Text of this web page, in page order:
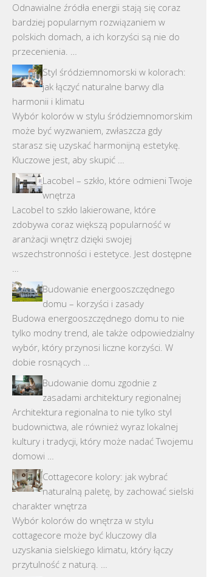
Odnawialne źródła energii stają się coraz
bardziej popularnym rozwiązaniem w
polskich domach, a ich korzyści są nie do
przecenienia. …
Styl śródziemnomorski w kolorach:
jak łączyć naturalne barwy dla
harmonii i klimatu
Wybór kolorów w stylu śródziemnomorskim
może być wyzwaniem, zwłaszcza gdy
starasz się uzyskać harmonijną estetykę.
Kluczowe jest, aby skupić …
Lacobel – szkło, które odmieni Twoje
wnętrza
Lacobel to szkło lakierowane, które
zdobywa coraz większą popularność w
aranżacji wnętrz dzięki swojej
wszechstronności i estetyce. Jest dostępne
Budowanie energooszczędnego
domu – korzyści i zasady
Budowa energooszczędnego domu to nie
tylko modny trend, ale także odpowiedzialny
wybór, który przynosi liczne korzyści. W
dobie rosnących …
Budowanie domu zgodnie z
zasadami architektury regionalnej
Architektura regionalna to nie tylko styl
budownictwa, ale również wyraz lokalnej
kultury i tradycji, który może nadać Twojemu
domowi …
Cottagecore kolory: jak wybrać
naturalną paletę, by zachować sielski
charakter wnętrza
Wybór kolorów do wnętrza w stylu
cottagecore może być kluczowy dla
uzyskania sielskiego klimatu, który łączy
przytulność z naturą. …